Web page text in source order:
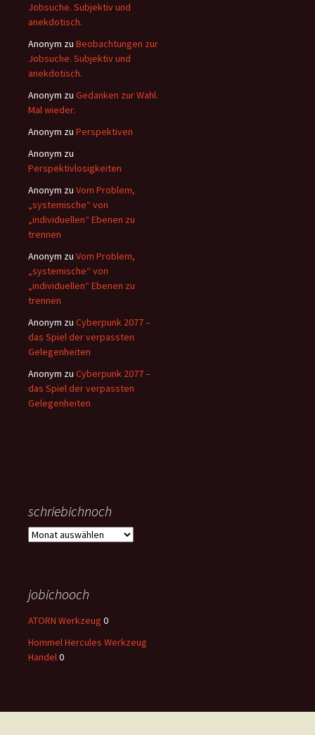
Jobsuche. Subjektiv und
anekdotisch.
Anonym zu Beobachtungen zur
Jobsuche. Subjektiv und
anekdotisch.
Anonym zu Gedanken zur Wahl.
Mal wieder.
Anonym zu Perspektiven
Anonym zu
Perspektivlosigkeiten
Anonym zu Vom Problem,
„systemische“ von
„individuellen“ Ebenen zu
trennen
Anonym zu Vom Problem,
„systemische“ von
„individuellen“ Ebenen zu
trennen
Anonym zu Cyberpunk 2077 –
das Spiel der verpassten
Gelegenheiten
Anonym zu Cyberpunk 2077 –
das Spiel der verpassten
Gelegenheiten
schriebichnoch
schriebichnoch
jobichooch
ATORN Werkzeug 0
Hommel Hercules Werkzeug
Handel0